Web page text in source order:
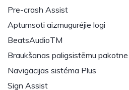
Pre-crash Assist
Aptumsoti aizmuguréjie logi
BeatsAudioTM
Braukšanas paligsistēmu pakotne
Navigäcijas sistéma Plus
Sign Assist